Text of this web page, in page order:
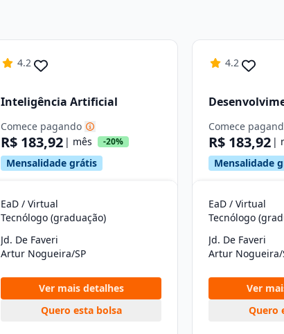
4.2
Inteligência Artificial
Comece pagando
R$ 183,92 | mês -20%
Mensalidade grátis
EaD / Virtual
Tecnólogo (graduação)
Jd. De Faveri
Artur Nogueira/SP
Ver mais detalhes
Quero esta bolsa
4.2
Comece
R$ 183,92 |
Mensalidade
EaD / Virtual
Tecnólogo
Jd. De Faveri
Artur Nogueira/
Ver
Quero